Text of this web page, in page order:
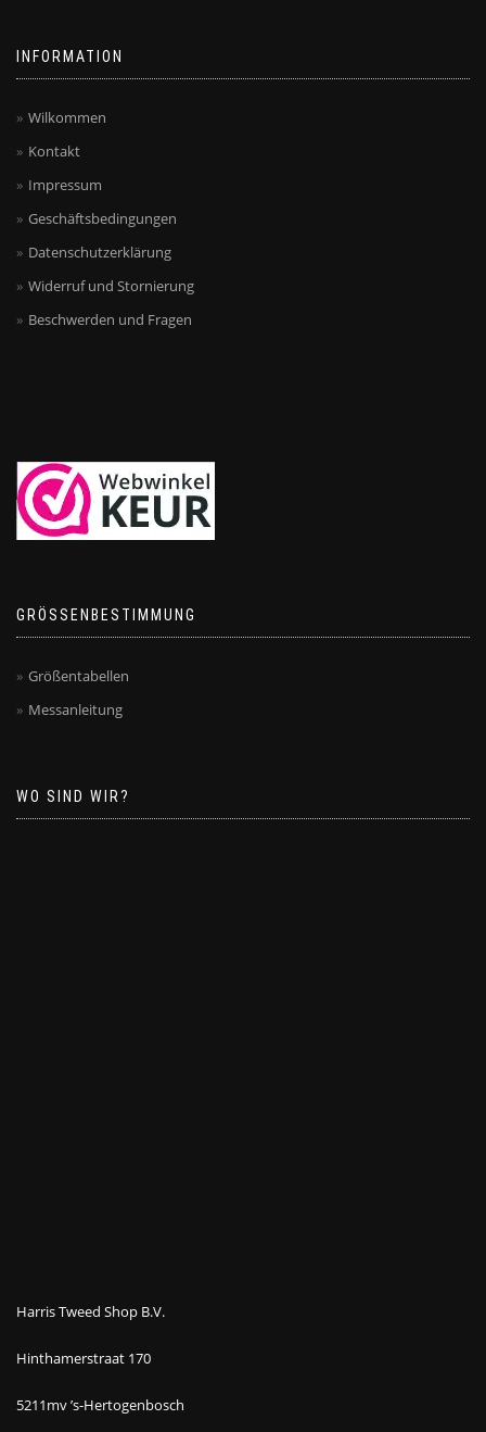
INFORMATION
Wilkommen
Kontakt
Impressum
Geschäftsbedingungen
Datenschutzerklärung
Widerruf und Stornierung
Beschwerden und Fragen
GRÖSSENBESTIMMUNG
Größentabellen
Messanleitung
WO SIND WIR?
Harris Tweed Shop B.V.
Hinthamerstraat 170
5211mv ’s-Hertogenbosch